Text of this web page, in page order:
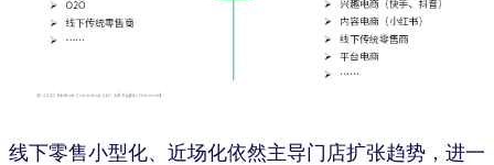
线下零售小型化、近场化依然主导门店扩张趋势，进一